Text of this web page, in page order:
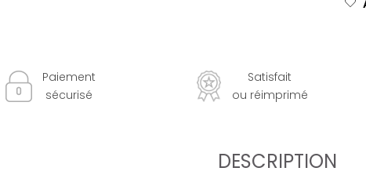
Paiement
sécurisé
Satisfait
ou réimprimé
DESCRIPTION